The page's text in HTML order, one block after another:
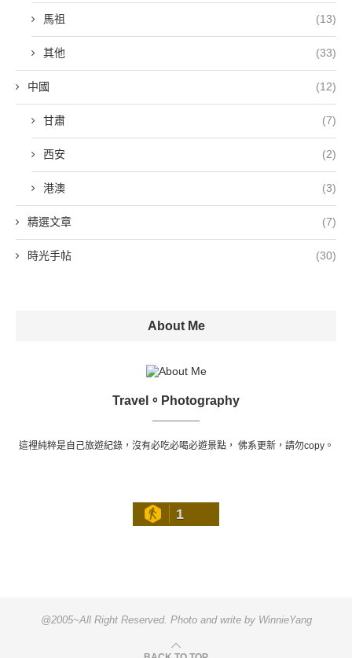
馬祖 (13)
其他 (33)
中國 (12)
甘肅 (7)
西安 (2)
港澳 (3)
精選文章 (7)
時光手帖 (30)
About Me
Travel。Photography
這裡純粹是自己旅遊紀錄，沒有必吃必喝必遊景點， 佛系更新，請勿copy。
1
@2005~All Right Reserved. Photo and write by WinnieYang